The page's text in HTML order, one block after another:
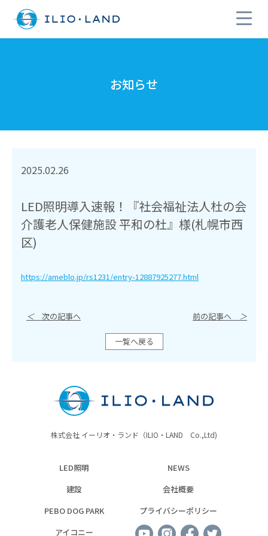
お知らせ
2025.02.26
LED照明導入速報！『社会福祉法人杜の会
介護老人保健施設 平和の杜』様(札幌市西
区)
https://ameblo.jp/rs1231/entry-12887925277.html
＜次の記事へ 前の記事へ ＞
一覧へ戻る
株式会社 イーリオ・ランド（ILIO・LAND Co.,Ltd)
LED照明
建設
PEBO DOG PARK
アイコニー
NEWS
会社概要
プライバシーポリシー